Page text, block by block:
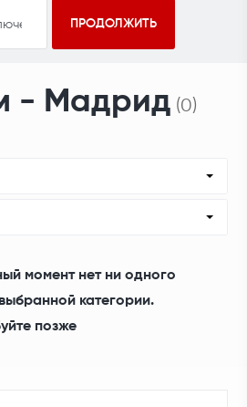
- Мадрид (0)
момент нет ни одного
категории.
позже